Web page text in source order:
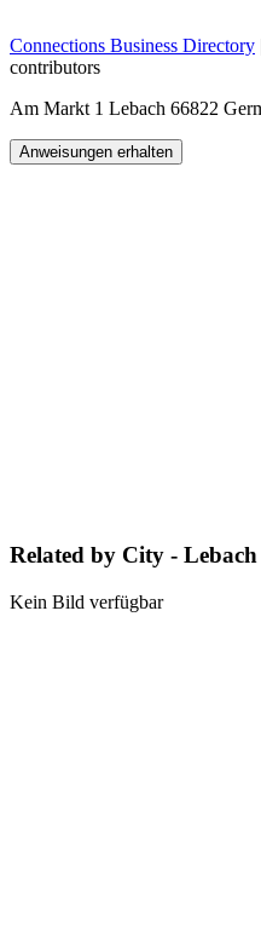
Connections Business Directory
contributors
Am Markt 1 Lebach 66822
Anweisungen erhalten
Related by City - Lebach
Kein Bild verfügbar